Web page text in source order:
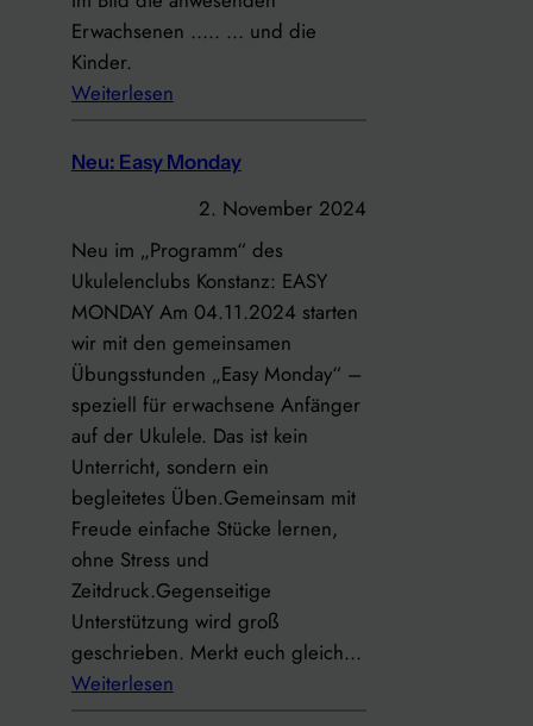
L
e
e
0
Erwachsenen ….. … und die
Kinder.
Weiterlesen:
i
l
i
e
d
e
r
v
e
r
s
a
m
m
l
u
Neu: Easy Monday
2. November 2024
Neu im „Programm“ des
Ukulelenclubs Konstanz: EASY
MONDAY Am 04.11.2024 starten
wir mit den gemeinsamen
Übungsstunden „Easy Monday“ –
speziell für erwachsene Anfänger
auf der Ukulele. Das ist kein
Unterricht, sondern ein
begleitetes Üben.Gemeinsam mit
Freude einfache Stücke lernen,
ohne Stress und
Zeitdruck.Gegenseitige
Unterstützung wird groß
geschrieben. Merkt euch gleich…
Weiterlesen: